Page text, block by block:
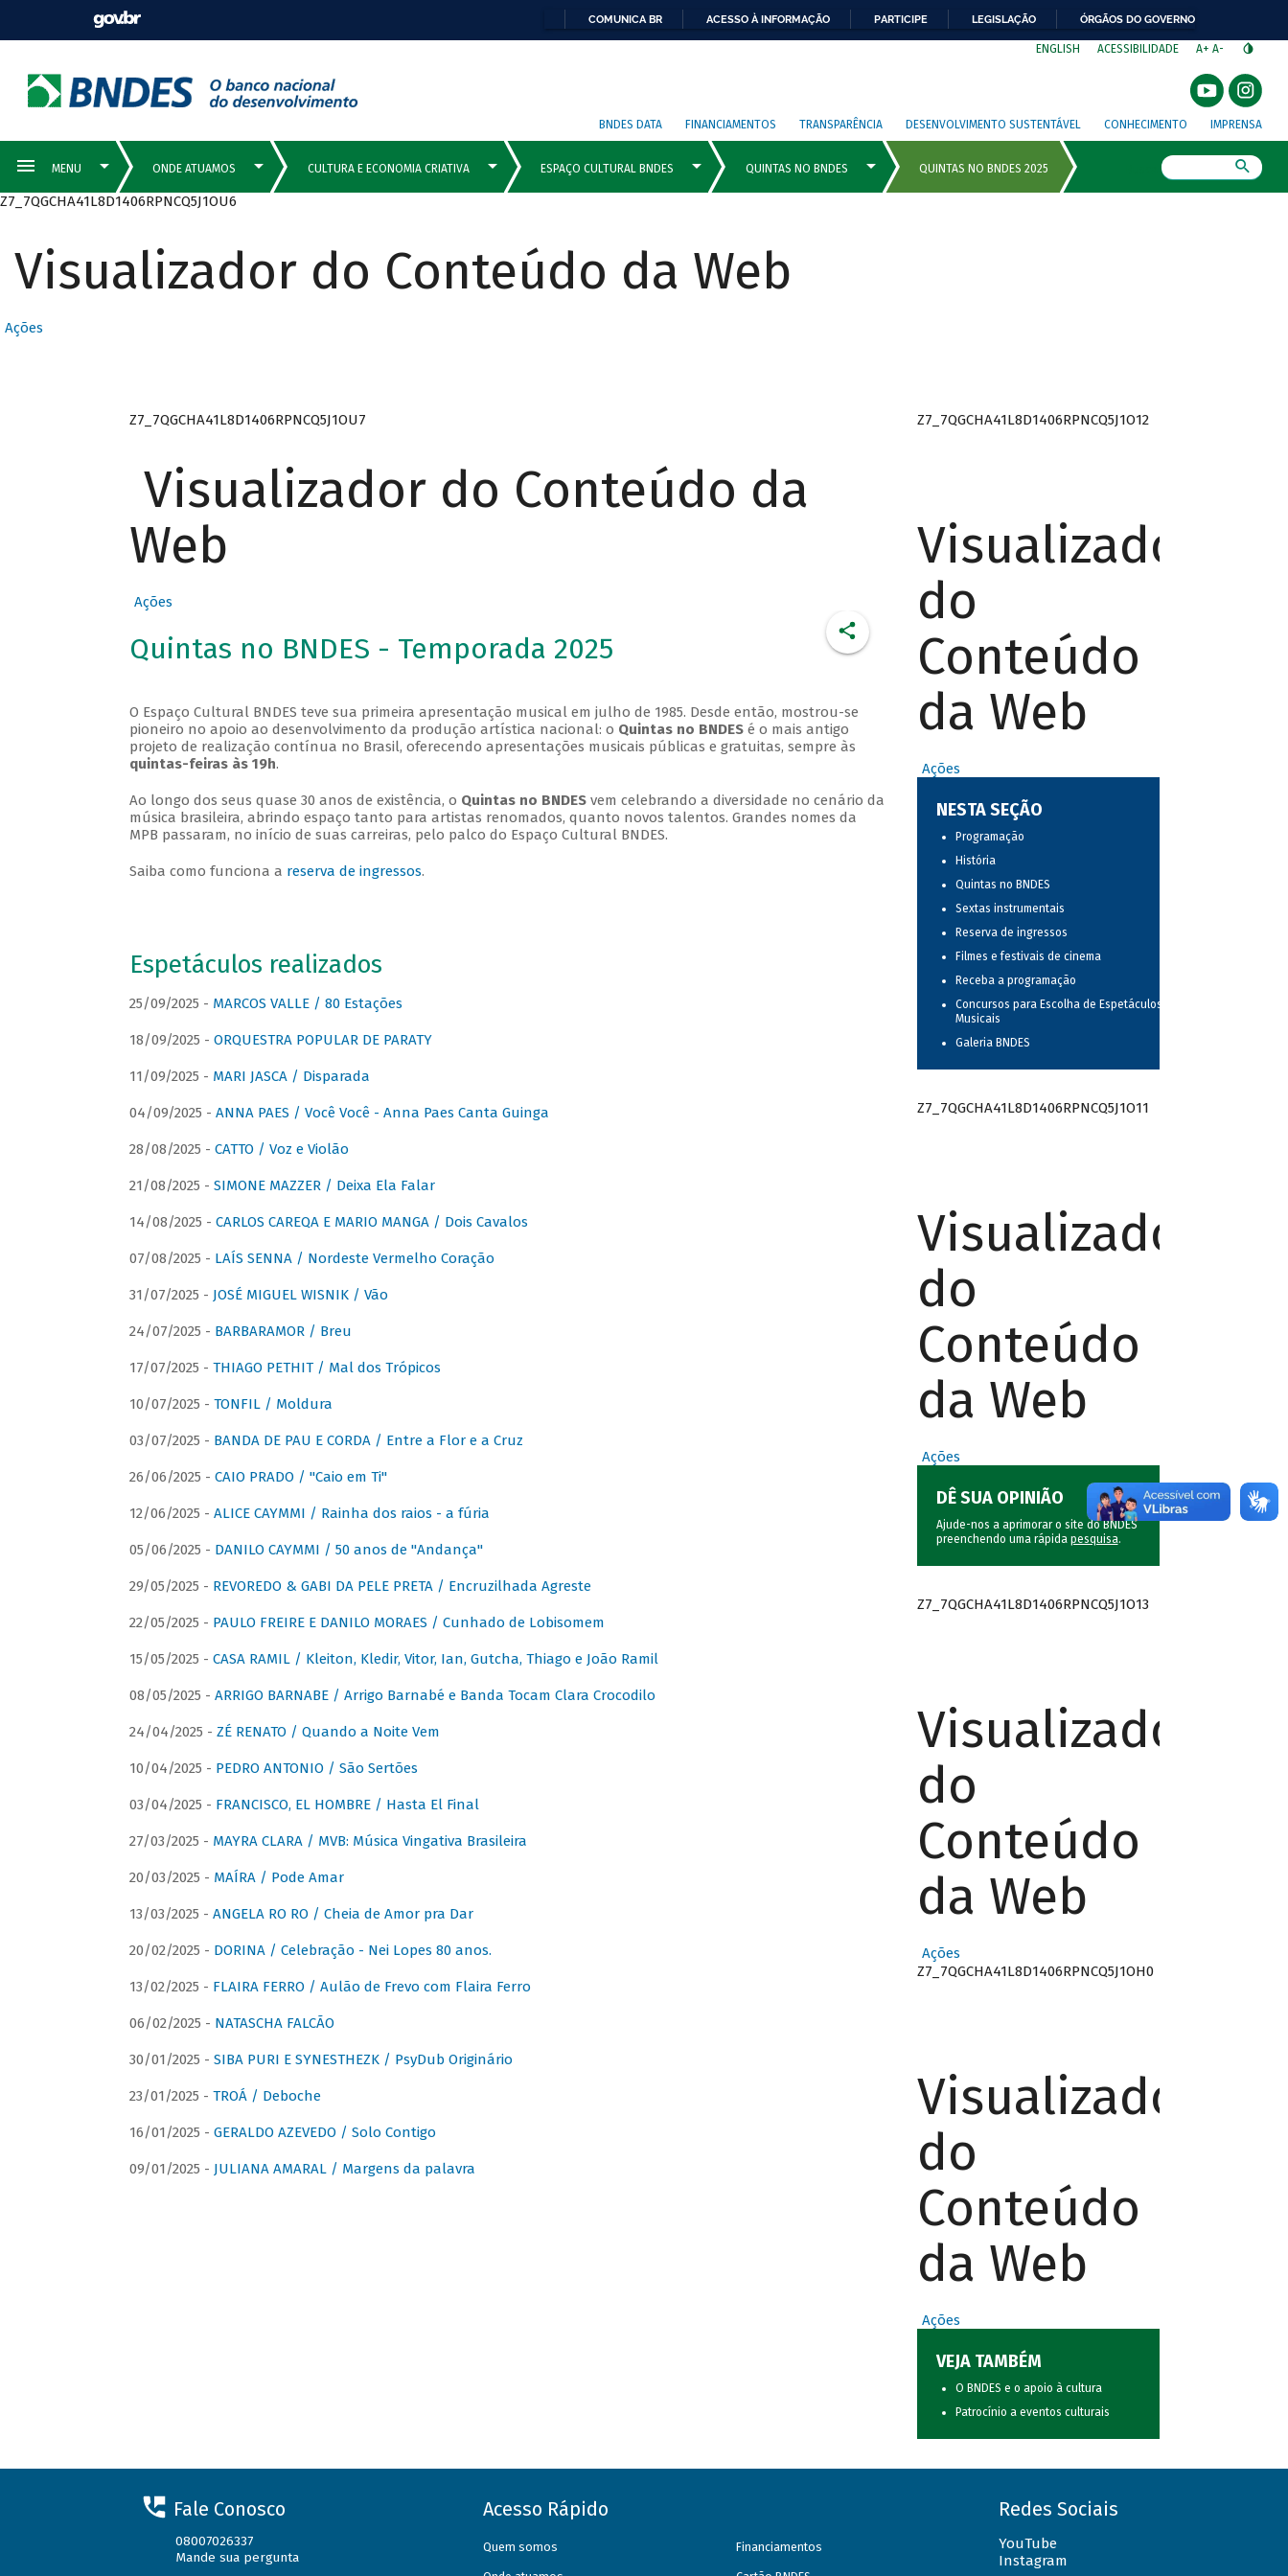
COMUNICA BR ACESSO À INFORMAÇÃO PARTICIPE LEGISLAÇÃO ÓRGÃOS DO GOVERNO
ENGLISH ACESSIBILIDADE A+ A-
BNDES DATA FINANCIAMENTOS TRANSPARÊNCIA DESENVOLVIMENTO SUSTENTÁVEL CONHECIMENTO IMPRENSA
Z7_7QGCHA41L8D1406RPNCQ5J1OU6
Visualizador do Conteúdo da Web
Ações
Z7_7QGCHA41L8D1406RPNCQ5J1OU7
Visualizador do Conteúdo da
Web
Ações
Quintas no BNDES - Temporada 2025
O Espaço Cultural BNDES teve sua primeira apresentação musical em julho de 1985. Desde então, mostrou-se
pioneiro no apoio ao desenvolvimento da produção artística nacional: o Quintas no BNDESé o mais antigo
projeto de realização contínua no Brasil, oferecendo apresentações musicais públicas e gratuitas, sempre às
quintas-feiras às 19h.
Ao longo dos seus quase 30 anos de existência, o Quintas no BNDESvem celebrando a diversidade no cenário da
música brasileira, abrindo espaço tanto para artistas renomados, quanto novos talentos. Grandes nomes da
MPB passaram, no início de suas carreiras, pelo palco do Espaço Cultural BNDES.
Saiba como funciona a reserva de ingressos.
Espetáculos realizados
25/09/2025 - MARCOS VALLE / 80 Estações
18/09/2025 - ORQUESTRA POPULAR DE PARATY
11/09/2025 - MARI JASCA / Disparada
04/09/2025 - ANNA PAES / Você Você - Anna Paes Canta Guinga
28/08/2025 - CATTO / Voz e Violão
21/08/2025 - SIMONE MAZZER / Deixa Ela Falar
14/08/2025 - CARLOS CAREQA E MARIO MANGA / Dois Cavalos
07/08/2025 - LAÍS SENNA / Nordeste Vermelho Coração
31/07/2025 - JOSÉ MIGUEL WISNIK / Vão
24/07/2025 - BARBARAMOR / Breu
17/07/2025 - THIAGO PETHIT / Mal dos Trópicos
10/07/2025 - TONFIL / Moldura
03/07/2025 - BANDA DE PAU E CORDA / Entre a Flor e a Cruz
26/06/2025 - CAIO PRADO / "Caio em Ti"
12/06/2025 - ALICE CAYMMI / Rainha dos raios - a fúria
05/06/2025 - DANILO CAYMMI / 50 anos de "Andança"
29/05/2025 - REVOREDO & GABI DA PELE PRETA / Encruzilhada Agreste
22/05/2025 - PAULO FREIRE E DANILO MORAES / Cunhado de Lobisomem
15/05/2025 - CASA RAMIL / Kleiton, Kledir, Vitor, Ian, Gutcha, Thiago e João Ramil
08/05/2025 - ARRIGO BARNABE / Arrigo Barnabé e Banda Tocam Clara Crocodilo
24/04/2025 - ZÉ RENATO / Quando a Noite Vem
10/04/2025 - PEDRO ANTONIO / São Sertões
03/04/2025 - FRANCISCO, EL HOMBRE / Hasta El Final
27/03/2025 - MAYRA CLARA / MVB: Música Vingativa Brasileira
20/03/2025 - MAÍRA / Pode Amar
13/03/2025 - ANGELA RO RO / Cheia de Amor pra Dar
20/02/2025 - DORINA / Celebração - Nei Lopes 80 anos.
13/02/2025 - FLAIRA FERRO / Aulão de Frevo com Flaira Ferro
06/02/2025 - NATASCHA FALCÃO
30/01/2025 - SIBA PURI E SYNESTHEZK / PsyDub Originário
23/01/2025 - TROÁ / Deboche
16/01/2025 - GERALDO AZEVEDO / Solo Contigo
09/01/2025 - JULIANA AMARAL / Margens da palavra
Z7_7QGCHA41L8D1406RPNCQ5J1O12
Visualizador
do
Conteúdo
da Web
Ações
NESTA SEÇÃO
Programação
História
Quintas no BNDES
Sextas instrumentais
Reserva de ingressos
Filmes e festivais de cinema
Receba a programação
Concursos para Escolha de Espetáculos
Musicais
Galeria BNDES
Z7_7QGCHA41L8D1406RPNCQ5J1O11
Visualizador
do
Conteúdo
da Web
Ações
DÊ SUA OPINIÃO
Ajude-nos a aprimorar o site do BNDES
preenchendo uma rápida pesquisa.
Z7_7QGCHA41L8D1406RPNCQ5J1O13
Visualizador
do
Conteúdo
da Web
Ações
Z7_7QGCHA41L8D1406RPNCQ5J1OH0
Visualizador
do
Conteúdo
da Web
Ações
VEJA TAMBÉM
O BNDES e o apoio à cultura
Patrocínio a eventos culturais
Fale Conosco
08007026337
Mande sua pergunta
Acesso Rápido
Quem somos Financiamentos
Redes Sociais
YouTube
Instagram